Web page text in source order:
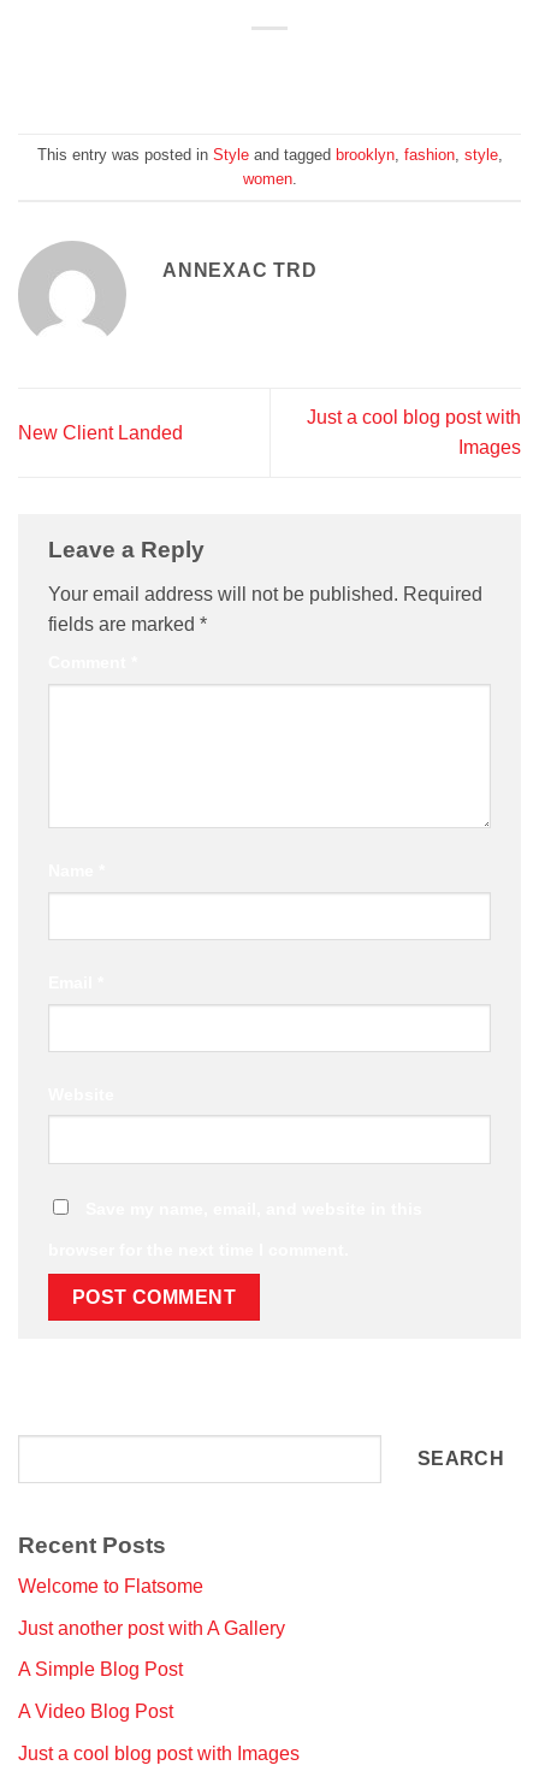
This entry was posted in Styleand tagged brooklyn, fashion, style,
women.
ANNEXAC TRD
New Client Landed
Just a cool blog post with
Images
Leave a Reply
Your email address will not be published. Required
fields are marked *
SEARCH
Recent Posts
Welcome to Flatsome
Just another post with A Gallery
A Simple Blog Post
A Video Blog Post
Just a cool blog post with Images